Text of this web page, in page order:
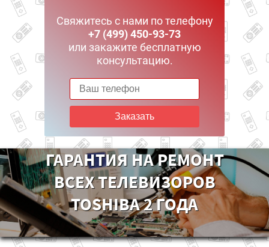
Свяжитесь с нами по телефону
+7 (499) 450-93-73
или закажите бесплатную
консультацию.
Заказать
ГАРАНТИЯ НА РЕМОНТ
ВСЕХ ТЕЛЕВИЗОРОВ
TOSHIBA 2 ГОДА